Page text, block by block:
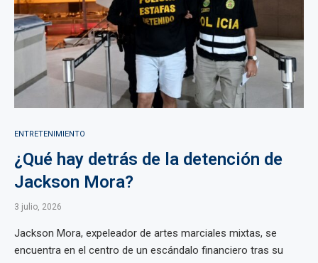
ENTRETENIMIENTO
¿Qué hay detrás de la detención de
Jackson Mora?
3 julio, 2026
Jackson Mora, expeleador de artes marciales mixtas, se
encuentra en el centro de un escándalo financiero tras su